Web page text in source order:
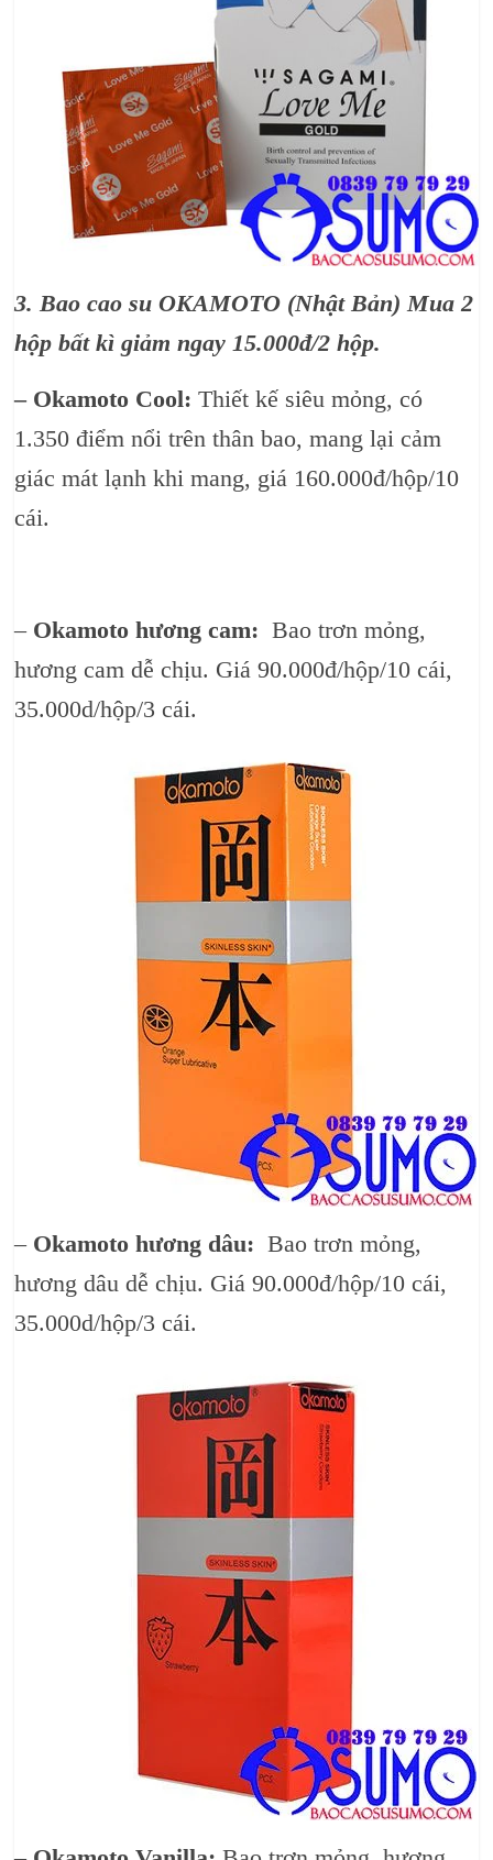
3. Bao cao su OKAMOTO (Nhật Bản) Mua 2
hộp bất kì giảm ngay 15.000đ/2 hộp.
– Okamoto Cool:Thiết kế siêu mỏng, có
1.350 điểm nổi trên thân bao, mang lại cảm
giác mát lạnh khi mang, giá 160.000đ/hộp/10
cái.
– Okamoto hương cam: Bao trơn mỏng,
hương cam dễ chịu. Giá 90.000đ/hộp/10 cái,
35.000d/hộp/3 cái.
– Okamoto hương dâu: Bao trơn mỏng,
hương dâu dễ chịu. Giá 90.000đ/hộp/10 cái,
35.000d/hộp/3 cái.